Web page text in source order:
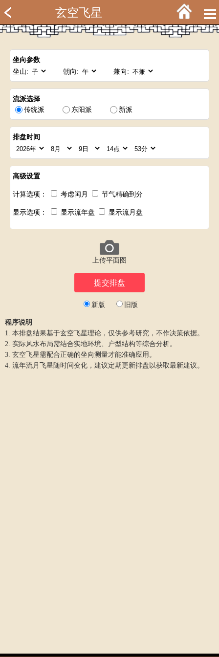
玄空飞星
坐向参数
坐山:
朝向: 兼向:
流派选择
传统派
东阳派 新派
排盘时间
高级设置
计算选项： 考虑闰月 节气精确到分
显示选项： 显示流年盘 显示流月盘
上传平面图
新版 旧版
程序说明
1. 本排盘结果基于玄空飞星理论，仅供参考研究，不作决策依据。
2. 实际风水布局需结合实地环境、户型结构等综合分析。
3. 玄空飞星需配合正确的坐向测量才能准确应用。
4. 流年流月飞星随时间变化，建议定期更新排盘以获取最新建议。